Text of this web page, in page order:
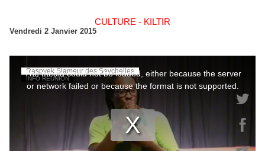
CULTURE - KILTIR
Vendredi 2 Janvier 2015